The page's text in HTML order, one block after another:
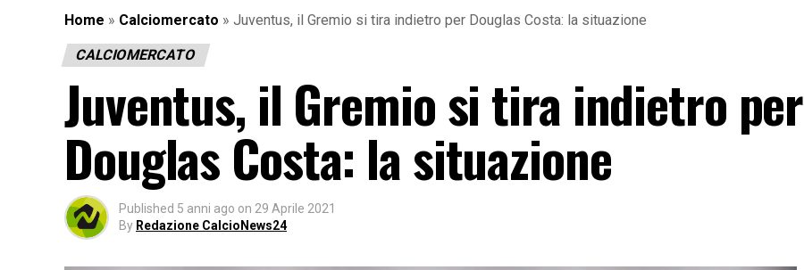
Home » Calciomercato » Juventus, il Gremio si tira indietro per Douglas Costa: la situazione
CALCIOMERCATO
Juventus, il Gremio si tira indietro per
Douglas Costa: la situazione
Published 5 anni ago on 29 Aprile 2021
By Redazione CalcioNews24